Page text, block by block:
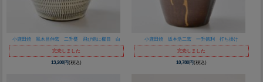
小鹿田焼 黒木昌伸窯 二升甕 飛び鉋に櫛目 白
完売しました
13,200円(税込)
小鹿田焼 坂本浩二窯 一升徳利 打ち掛け
完売しました
10,780円(税込)